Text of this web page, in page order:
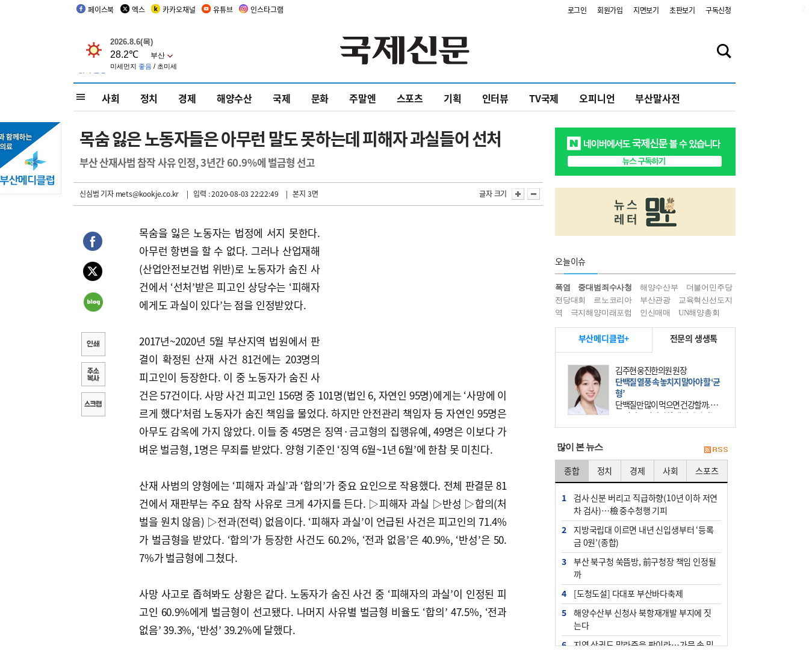
페이스북 엑스 카카오채널 유튜브 인스타그램 로그인 회원가입 지면보기 초판보기 구독신청
사회 정치 경제 해양수산 국제 문화 주말엔 스포츠 기획 인터뷰 TV국제 오피니언 부산말사전
목숨 잃은 노동자들은 아무런 말도 못하는데 피해자 과실들어 선처
부산 산재사범 참작 사유 인정, 3년간 60.9%에 벌금형 선고
신심범 기자mets@kookje.co.kr | 입력 : 2020-08-03 22:22:49 | 본지 3면 글자 크기
목숨을 잃은 노동자는 법정에 서지 못한다.
아무런 항변을 할 수 없다. 그러나 산업재해
(산업안전보건법 위반)로 노동자가 숨진 사
건에서 ‘선처’받은 피고인 상당수는 ‘피해자
에게도 과실이 있다’는 점을 인정받았다.
2017년~2020년 5월 부산지역 법원에서 판
결이 확정된 산재 사건 81건에는 203명의
피고인이 등장한다. 이 중 노동자가 숨진 사
건은 57건이다. 사망 사건 피고인 156명 중 101명(법인 6, 자연인 95명)에게는 ‘사망에 이
르게 했다’처럼 노동자가 숨진 책임을 물었다. 하지만 안전관리 책임자 등 자연인 95명은
아무도 감옥에 가지 않았다. 이들 중 45명은 징역·금고형의 집행유예, 49명은 이보다 가
벼운 벌금형, 1명은 무죄를 받았다. 양형 기준인 ‘징역 6월~1년 6월’에 한참 못 미친다.
산재 사범의 양형에는 ‘피해자 과실’과 ‘합의’가 중요 요인으로 작용했다. 전체 판결문 81
건에서 재판부는 주요 참작 사유로 크게 4가지를 든다. ▷피해자 과실 ▷반성 ▷합의(처
벌을 원치 않음) ▷전과(전력) 없음이다. ‘피해자 과실’이 언급된 사건은 피고인의 71.4%
가 벌금형을 받았다. ‘합의’가 등장한 사건도 60.2%, ‘전과 없음’은 40.9%, ‘반성’은 50.
7%가 벌금형에 그쳤다.
사망 사고로 좁혀봐도 상황은 같다. 노동자가 숨진 사건 중 ‘피해자의 과실’이 인정된 피
고인 60.9%에게 벌금형이 선고됐다. 나머지 사유별 벌금형 비율도 ‘합의’ 47.5%, ‘전과
없음’ 39.3%, ‘반성’ 39.2%에 달했다.
오늘이슈
폭염 중대범죄수사청 해양수산부
더불어민주당
전당대회
르노코리아 부산관광
교육혁신선도지
역
극지해양미래포럼 인신매매 UN해양총회
부산메디클럽+ 전문의 생생톡
김주현 웅진한의원 원장
단백질 열풍 속 놓치지 말아야 할 ‘균
형’
단백질만 많이 먹으면 건강할까. 요
즘 건강을 이야기할 때 빠지지 않는
키워드가 단백질이다. 헬스장을 다니
많이 본 뉴스
종합 정치 경제 사회 스포츠
1
검사 신분 버리고 직급하향(10년 이하 저연
차 검사)…檢 중수청행 기피
2
지방국립대 이르면 내년 신입생부터 ‘등록
금 0원’(종합)
3
부산 북구청 쑥뜸방, 前구청장 책임 인정될
까
4
[도청도설] 다대포 부산바다축제
5
해양수산부 신청사 북항재개발 부지에 짓
는다
6
지역 상권도 말라죽을 판이라…가뭄 속 밀